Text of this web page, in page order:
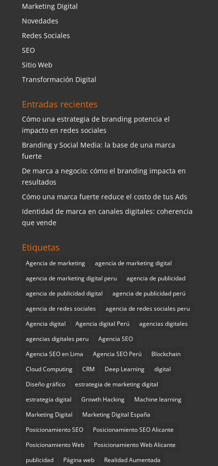
Marketing Digital
Novedades
Redes Sociales
SEO
Sitio Web
Transformación Digital
Entradas recientes
Cómo una estrategia de branding potencia el
impacto en redes sociales
Branding y Social Media: la base de una marca
fuerte
De marca a negocio: cómo el branding impacta en
resultados
Cómo una marca fuerte reduce el costo de tus Ads
Identidad de marca en canales digitales: coherencia
que vende
Etiquetas
Agencia de marketing
agencia de marketing digital
agencia de marketing digital peru
agencia de publicidad
agencia de publicidad digital
agencia de publicidad perú
agencia de redes sociales
agencia de redes sociales peru
Agencia digital
Agencia digital Perú
agencias digitales
agencias digitales peru
Agencia SEO
Agencia SEO en Lima
Agencia SEO Perú
Blockchain
Cloud Computing
CRM Deep Learning
digital
Diseño gráfico
estrategia de marketing digital
estrategia digital
Growth Hacking
Machine learning
Marketing Digital
Marketing Digital España
Posicionamiento SEO
Posicionamiento SEO Alicante
Posicionamiento Web
Posicionamiento Web Alicante
publicidad
Página web Realidad Aumentada